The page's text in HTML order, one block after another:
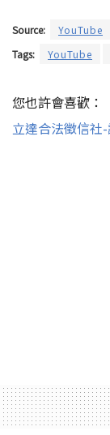
Source:
YouTube
Tags:
YouTube
您也許會喜歡：
立達合法徵信社